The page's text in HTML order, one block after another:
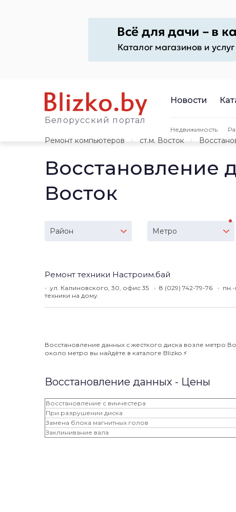
Белорусский портал
Новости
Недвижимость
Ремонт компьютеров
ст.м. Восток
Восстановление
Восток
Район Метро
Ремонт техники Настроим.бай
ул. Калиновского, 30, офис 35 8 (029) 742-79-76 пн.-
техники на дому.
Восстановление данных с жесткого диска возле метро
около метро вы найдёте в каталоге Blizko ⚡️
Восстановление данных - Цены
Восстановление с винчестера
При разрушении диска
Замена блока магнитных голов
Заклинивание вала